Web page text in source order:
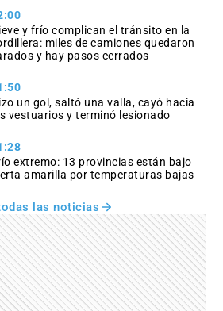
y frío complican el tránsito en la
miles de camiones quedaron
y hay pasos cerrados
un gol, saltó una valla, cayó hacia
vestuarios y terminó lesionado
extremo: 13 provincias están bajo
amarilla por temperaturas bajas
las noticias